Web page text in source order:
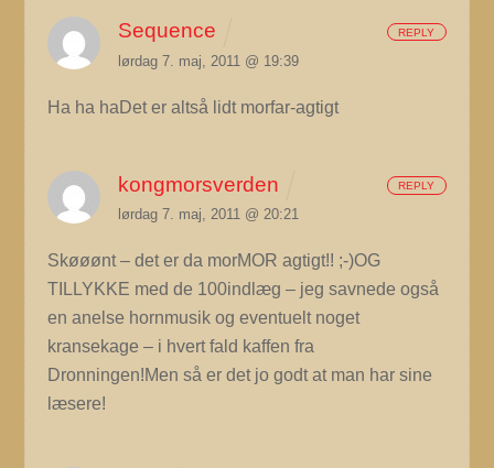
Sequence
lørdag 7. maj, 2011 @ 19:39
Ha ha haDet er altså lidt morfar-agtigt
REPLY
kongmorsverden
lørdag 7. maj, 2011 @ 20:21
Skøøønt – det er da morMOR agtigt!! ;-)OG
TILLYKKE med de 100indlæg – jeg savnede også
en anelse hornmusik og eventuelt noget
kransekage – i hvert fald kaffen fra
Dronningen!Men så er det jo godt at man har sine
læsere!
REPLY